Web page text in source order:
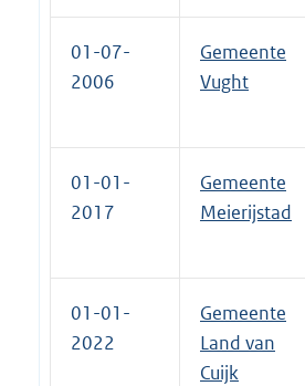
01-07-
2006
Gemeente
Vught
01-01-
2017
Gemeente
Meierijstad
01-01-
2022
Gemeente
Land van
Cuijk